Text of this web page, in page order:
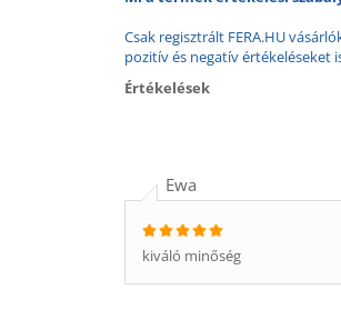
Csak regisztrált FERA.HU
pozitív és negatív értékeléseket
Értékelések
Ewa
kiváló minőség